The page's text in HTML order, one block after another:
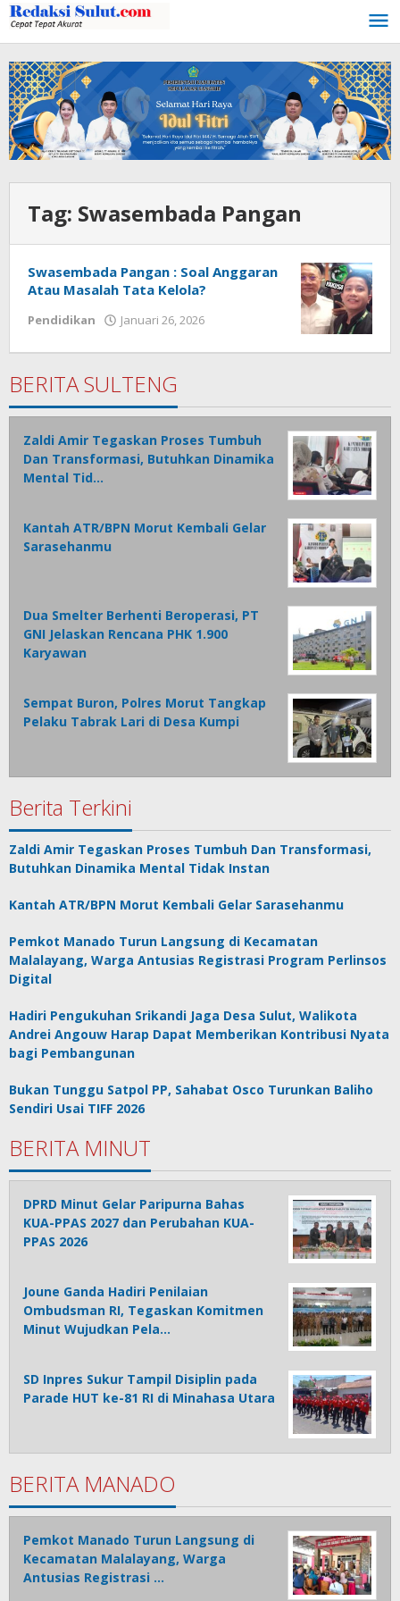
Lewati
ke
konten
Tag: Swasembada Pangan
Swasembada Pangan : Soal Anggaran
Atau Masalah Tata Kelola?
Pendidikan Januari 26, 2026
1
BERITA SULTENG
Zaldi Amir Tegaskan Proses Tumbuh
Dan Transformasi, Butuhkan Dinamika
Mental Tid…
Kantah ATR/BPN Morut Kembali Gelar
Sarasehanmu
Dua Smelter Berhenti Beroperasi, PT
GNI Jelaskan Rencana PHK 1.900
Karyawan
Sempat Buron, Polres Morut Tangkap
Pelaku Tabrak Lari di Desa Kumpi
Berita Terkini
Zaldi Amir Tegaskan Proses Tumbuh Dan Transformasi,
Butuhkan Dinamika Mental Tidak Instan
Kantah ATR/BPN Morut Kembali Gelar Sarasehanmu
Pemkot Manado Turun Langsung di Kecamatan
Malalayang, Warga Antusias Registrasi Program Perlinsos
Digital
Hadiri Pengukuhan Srikandi Jaga Desa Sulut, Walikota
Andrei Angouw Harap Dapat Memberikan Kontribusi Nyata
bagi Pembangunan
Bukan Tunggu Satpol PP, Sahabat Osco Turunkan Baliho
Sendiri Usai TIFF 2026
BERITA MINUT
DPRD Minut Gelar Paripurna Bahas
KUA-PPAS 2027 dan Perubahan KUA-
PPAS 2026
Joune Ganda Hadiri Penilaian
Ombudsman RI, Tegaskan Komitmen
Minut Wujudkan Pela…
SD Inpres Sukur Tampil Disiplin pada
Parade HUT ke-81 RI di Minahasa Utara
BERITA MANADO
Pemkot Manado Turun Langsung di
Kecamatan Malalayang, Warga
Antusias Registrasi …